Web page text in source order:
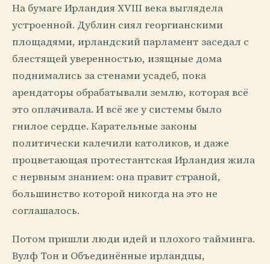
На бумаге Ирландия XVIII века выглядела
устроенной. Дублин сиял георгианскими
площадями, ирландский парламент заседал с
блестящей уверенностью, изящные дома
поднимались за стенами усадеб, пока
арендаторы обрабатывали землю, которая всё
это оплачивала. И всё же у системы было
гнилое сердце. Карательные законы
политически калечили католиков, и даже
процветающая протестантская Ирландия жила
с нервным знанием: она правит страной,
большинство которой никогда на это не
соглашалось.
Потом пришли люди идей и плохого тайминга.
Вулф Тон и Объединённые ирландцы,